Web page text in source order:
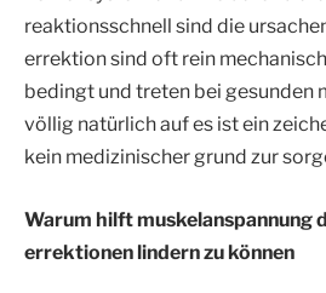
reaktionsschnell sind die
errektion sind oft rein
bedingt und treten bei gesunden
völlig natürlich auf es ist ein
kein medizinischer grund zur
Warum hilft muskelanspannung
errektionen lindern zu können